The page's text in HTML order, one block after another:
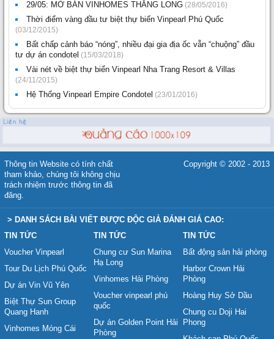
29/05: MỞ BÁN VINHOMES THĂNG LONG (28/05/2016)
Thời điểm vàng đầu tư biệt thự biển Vinpearl Phú Quốc
(03/12/2015)
Bất chấp cảnh báo “nóng”, nhiều đại gia địa ốc vẫn “chuộng” đầu
tư dự án condotel (15/03/2018)
Vài nét về biệt thự biển Vinpearl Nha Trang Resort & Villas
(24/11/2015)
Hệ Thống Vinpearl Empire Condotel (23/01/2016)
Thông tin Website có tính chất
tham khảo, chúng tôi không chịu
trách nhiệm trước thông tin đã
đăng.
Copyright © 2002 - 2013
> DANH SÁCH BÀI VIẾT ĐƯỢC ĐỘC GIẢ ĐÁNH GIÁ CAO:
TIN TỨC
Voucher Vinpearl
Tour Du Lịch Phú Quốc
Dự án Vin Vũ Yên
Biệt Thự Sun Group
Quang Hanh
Vinhomes Móng Cái
TIN TỨC
Chung cư Sun Marina
Hạ Long
Vinhomes Hải Phòng
Voucher vinpearl phú
quốc
Dự án Golden Point Hải
Phòng
TIN TỨC
Bất động sản hải phòng
Harbor Crown Hải
Phòng
Hoàng Huy Sở Dầu
Chung cu Doji Hai
Phong